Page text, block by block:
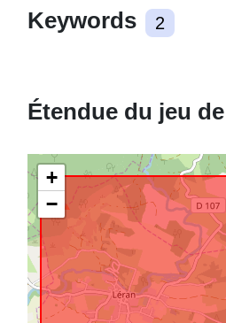
Keywords 2
Étendue du jeu
+
−